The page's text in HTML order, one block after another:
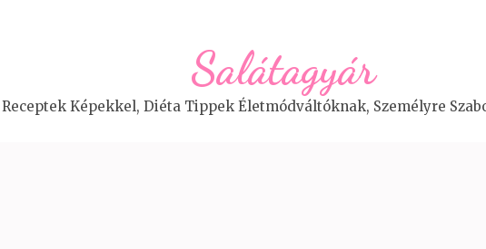
Salátagyár
Képekkel, Diéta Tippek Életmódváltóknak, Személyre